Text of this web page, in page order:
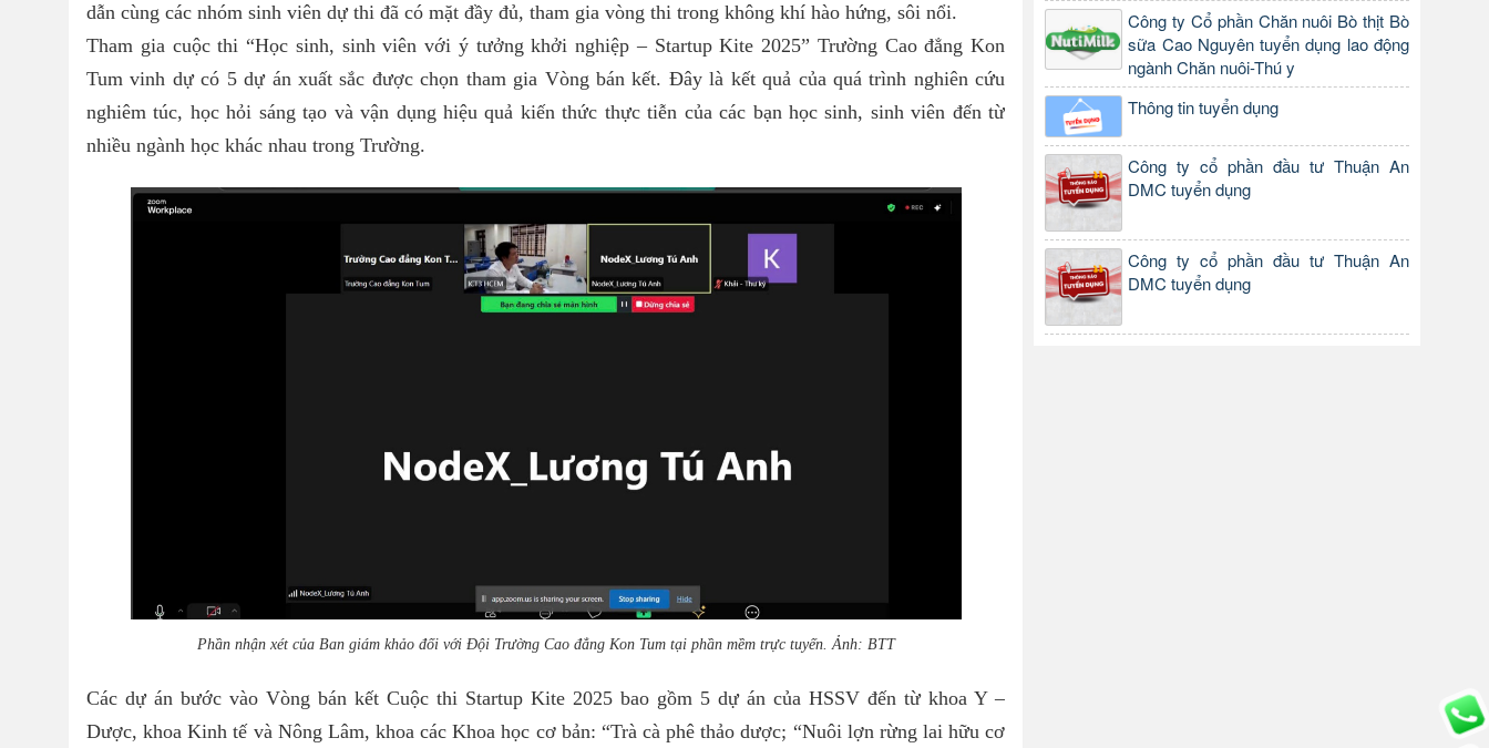
dẫn cùng các nhóm sinh viên dự thi đã có mặt đầy đủ, tham gia vòng thi trong không khí hào hứng, sôi nổi.
Tham gia cuộc thi “Học sinh, sinh viên với ý tưởng khởi nghiệp – Startup Kite 2025” Trường Cao đẳng Kon
Tum vinh dự có 5 dự án xuất sắc được chọn tham gia Vòng bán kết. Đây là kết quả của quá trình nghiên cứu
nghiêm túc, học hỏi sáng tạo và vận dụng hiệu quả kiến thức thực tiễn của các bạn học sinh, sinh viên đến từ
nhiều ngành học khác nhau trong Trường.
Phần nhận xét của Ban giám khảo đối với Đội Trường Cao đẳng Kon Tum tại phần mềm trực tuyến. Ảnh: BTT
Các dự án bước vào Vòng bán kết Cuộc thi Startup Kite 2025 bao gồm 5 dự án của HSSV đến từ khoa Y –
Dược, khoa Kinh tế và Nông Lâm, khoa các Khoa học cơ bản: “Trà cà phê thảo dược; “Nuôi lợn rừng lai hữu cơ
Công ty Cổ phần Chăn nuôi Bò thịt Bò
sữa Cao Nguyên tuyển dụng lao động
ngành Chăn nuôi-Thú y
Thông tin tuyển dụng
Công ty cổ phần đầu tư Thuận An
DMC tuyển dụng
Công ty cổ phần đầu tư Thuận An
DMC tuyển dụng